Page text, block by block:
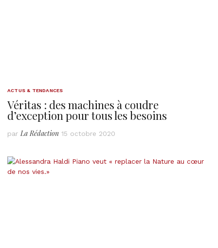
ACTUS & TENDANCES
Véritas : des machines à coudre
d’exception pour tous les besoins
par La Rédaction 15 octobre 2020